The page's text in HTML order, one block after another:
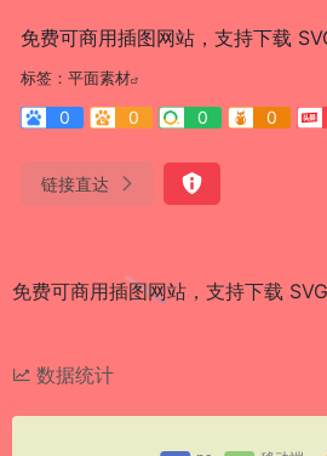
免费可商用插图网站，支持下载
标签： 平面素材
0 0 0 0
链接直达
免费可商用插图网站，支持下载 SVG
数据统计